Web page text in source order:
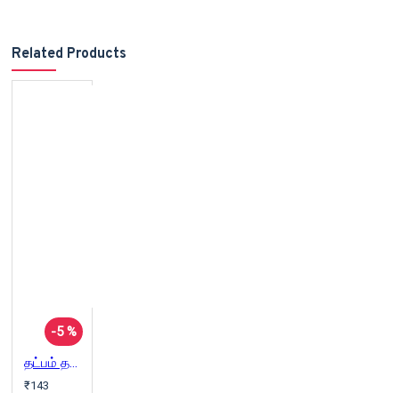
Related Products
-5 %
தட்பம் தவிர்
₹143